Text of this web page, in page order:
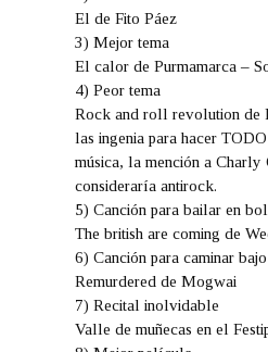
El de Fito Páez
3) Mejor tema
El calor de Purmamarca –
4) Peor tema
Rock and roll revolution de
las ingenia para hacer
música, la mención a Charly
consideraría antirock.
5) Canción para bailar en
The british are coming de
6) Canción para caminar
Remurdered de Mogwai
7) Recital inolvidable
Valle de muñecas en el